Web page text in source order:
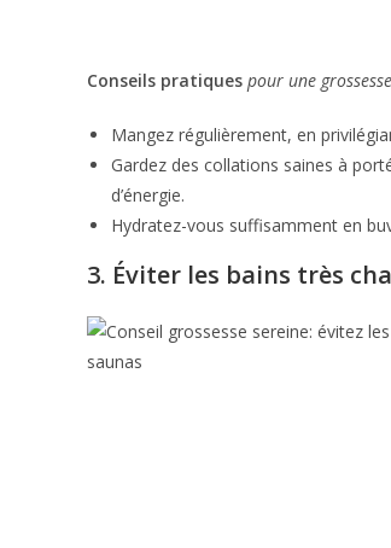
Conseils pratiques pour une
Mangez régulièrement, en
Gardez des collations saines à
d’énergie.
Hydratez-vous suffisamment en
3. Éviter les bains très